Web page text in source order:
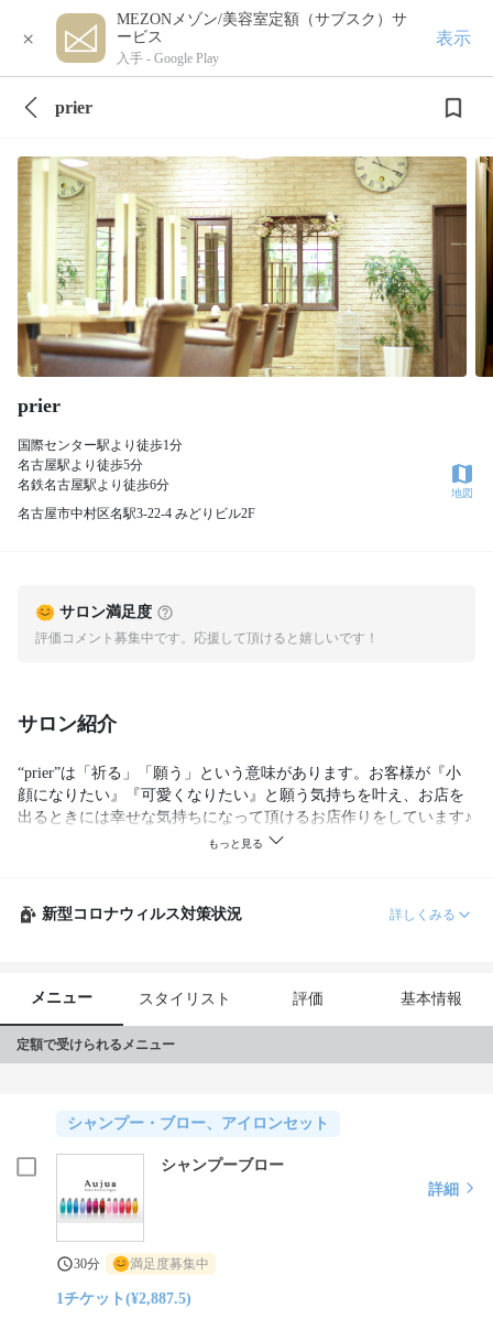
×
MEZONメゾン/美容室定額（サブスク）サ
ービス
入手 - Google Play
表示
prier
prier
国際センター駅より徒歩1分
名古屋駅より徒歩5分
名鉄名古屋駅より徒歩6分
名古屋市中村区名駅3-22-4 みどりビル2F
地図
サロン満足度
評価コメント募集中です。応援して頂けると嬉しいです！
サロン紹介
“prier”は「祈る」「願う」という意味があります。お客様が『小
顔になりたい』『可愛くなりたい』と願う気持ちを叶え、お店を
出るときには幸せな気持ちになって頂けるお店作りをしています♪
新型コロナウィルス対策状況 詳しくみる
メニュー スタイリスト 評価 基本情報
定額で受けられるメニュー
シャンプー・ブロー、アイロンセット
シャンプーブロー
詳細
30分 満足度募集中
1チケット(¥2,887.5)